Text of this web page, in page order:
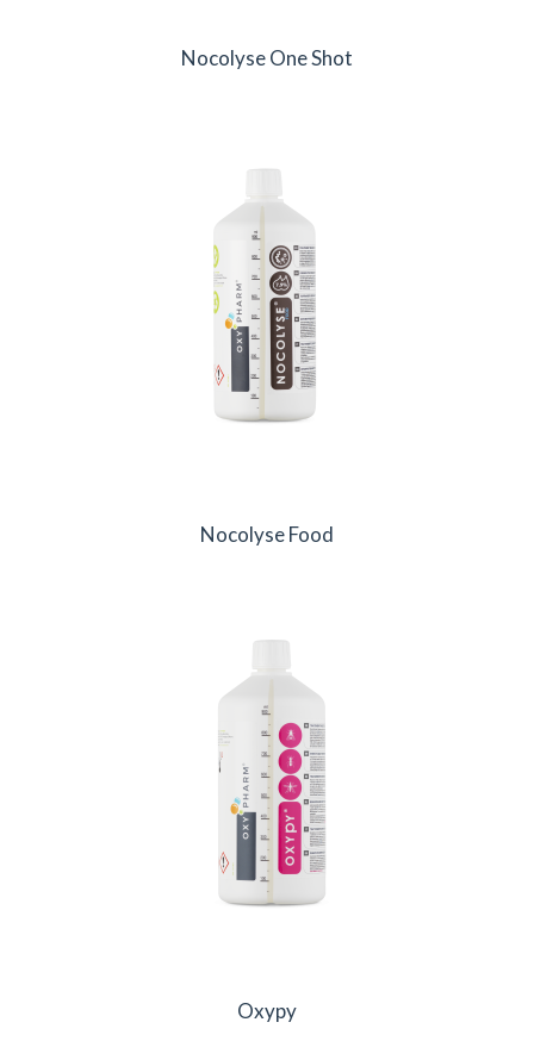
Nocolyse One Shot
Nocolyse Food
Oxypy